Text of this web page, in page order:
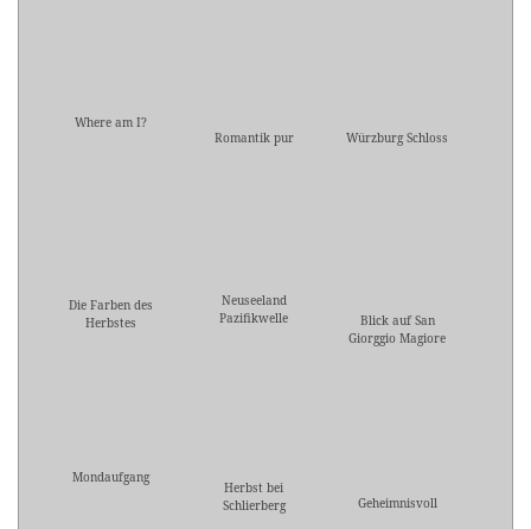
Where am I?
Romantik pur
Würzburg Schloss
Die Farben des
Herbstes
Neuseeland
Pazifikwelle
Blick auf San
Giorggio Magiore
Mondaufgang
Herbst bei
Schlierberg
Geheimnisvoll